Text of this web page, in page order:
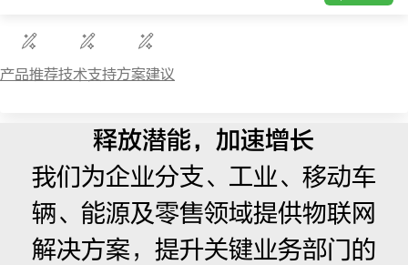
产品推荐技术支持方案建议
释放潜能，加速增长
我们为企业分支、工业、移动车
辆、能源及零售领域提供物联网
解决方案，提升关键业务部门的